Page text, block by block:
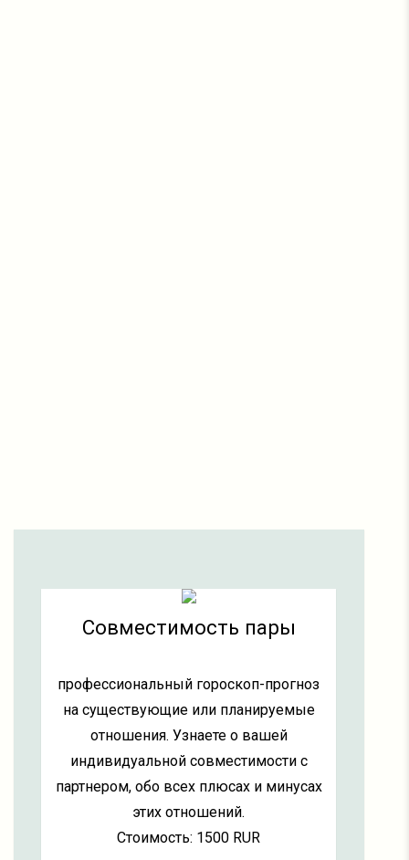
Совместимость пары
профессиональный гороскоп-прогноз
на существующие или планируемые
отношения. Узнаете о вашей
индивидуальной совместимости с
партнером, обо всех плюсах и минусах
этих отношений.
Стоимость: 1500 RUR